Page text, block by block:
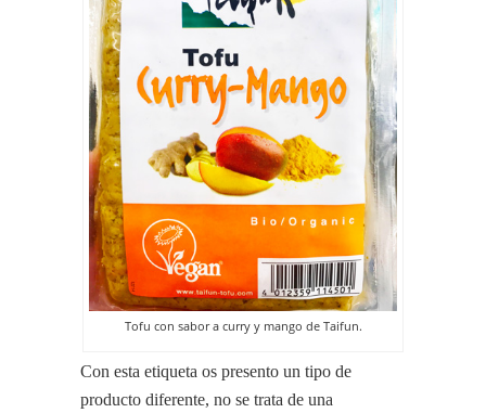
Tofu con sabor a curry y mango de Taifun.
Con esta etiqueta os presento un tipo de
producto diferente, no se trata de una